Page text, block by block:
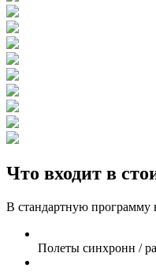
Что входит в
В стандартную программу
Полеты синхронн /